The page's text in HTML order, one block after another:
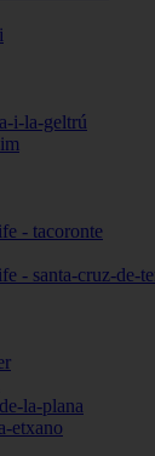
i-la-geltrú
- tacoronte
- santa-cruz-de-
la-plana
etxano